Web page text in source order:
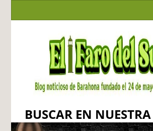
BUSCAR EN